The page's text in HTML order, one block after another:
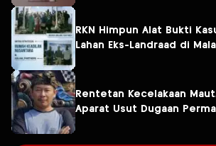
RKN Himpun Alat Bukti
Lahan Eks-Landraad di
Rentetan Kecelakaan Maut,
Aparat Usut Dugaan